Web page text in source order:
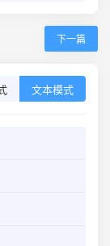
下一篇
文本模式